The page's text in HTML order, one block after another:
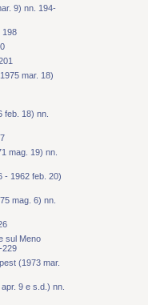
9) nn. 194-
198
mar. 18)
feb. 18) nn.
mag. 19) nn.
- 1962 feb. 20)
mag. 6) nn.
sul Meno
229
(1973 mar.
9 e s.d.) nn.